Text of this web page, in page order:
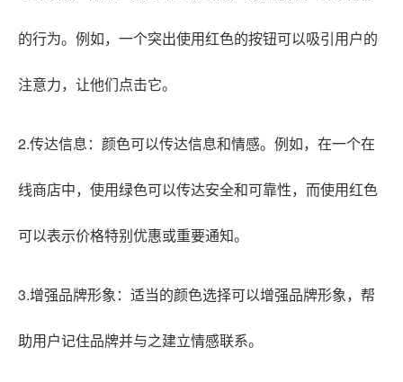
的行为。例如，一个突出使用红色的按钮可以吸引用户的
注意力，让他们点击它。
2.传达信息：颜色可以传达信息和情感。例如，在一个在
线商店中，使用绿色可以传达安全和可靠性，而使用红色
可以表示价格特别优惠或重要通知。
3.增强品牌形象：适当的颜色选择可以增强品牌形象，帮
助用户记住品牌并与之建立情感联系。